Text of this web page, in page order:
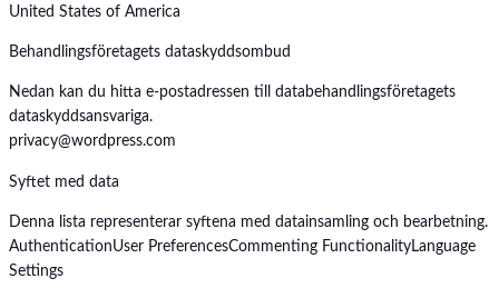
United States of America
Behandlingsföretagets dataskyddsombud
Nedan kan du hitta e-postadressen till databehandlingsföretagets
dataskyddsansvariga.
privacy@wordpress.com
Syftet med data
Denna lista representerar syftena med datainsamling och bearbetning.
AuthenticationUser PreferencesCommenting FunctionalityLanguage
Settings